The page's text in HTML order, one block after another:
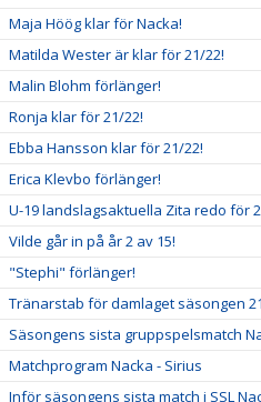
Maja Höög klar för Nacka!
Matilda Wester är klar för 21/22!
Malin Blohm förlänger!
Ronja klar för 21/22!
Ebba Hansson klar för 21/22!
Erica Klevbo förlänger!
U-19 landslagsaktuella Zita redo för
Vilde går in på år 2 av 15!
"Stephi" förlänger!
Tränarstab för damlaget säsongen
Säsongens sista gruppspelsmatch
Matchprogram Nacka - Sirius
Inför säsongens sista match i SSL